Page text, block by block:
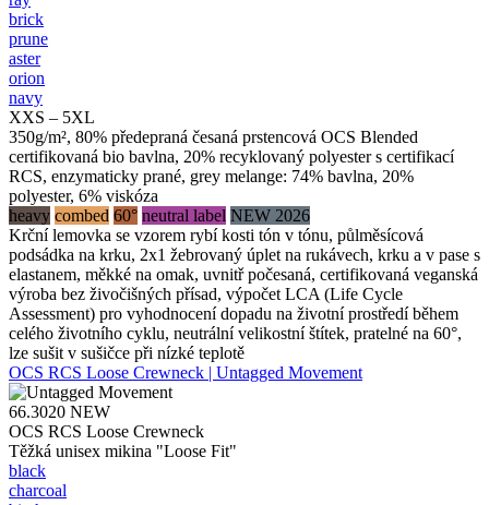
brick
prune
aster
orion
navy
XXS – 5XL
350g/m², 80% předepraná česaná prstencová OCS Blended
certifikovaná bio bavlna, 20% recyklovaný polyester s certifikací
RCS, enzymaticky prané, grey melange: 74% bavlna, 20%
polyester, 6% viskóza
heavy combed 60° neutral label NEW 2026
Krční lemovka se vzorem rybí kosti tón v tónu, půlměsícová
podsádka na krku, 2x1 žebrovaný úplet na rukávech, krku a v pase s
elastanem, měkké na omak, uvnitř počesaná, certifikovaná veganská
výroba bez živočišných přísad, výpočet LCA (Life Cycle
Assessment) pro vyhodnocení dopadu na životní prostředí během
celého životního cyklu, neutrální velikostní štítek, pratelné na 60°,
lze sušit v sušičce při nízké teplotě
OCS RCS Loose Crewneck | Untagged Movement
66.3020 NEW
OCS RCS Loose Crewneck
Těžká unisex mikina "Loose Fit"
black
charcoal